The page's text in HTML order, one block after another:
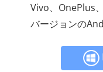
Vivo、OnePlus
バージョンの